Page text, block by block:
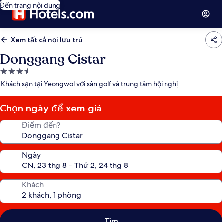
Đến trang nội dung
Xem tất cả nơi lưu trú
Donggang Cistar
Nơi
lưu
3.5
sao
Khách sạn tại Yeongwol với sân golf và trung tâm hội nghị
Chọn ngày để xem giá
Điểm đến?
Ngày
Khách